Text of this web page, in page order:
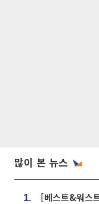
많이 본 뉴스
1.